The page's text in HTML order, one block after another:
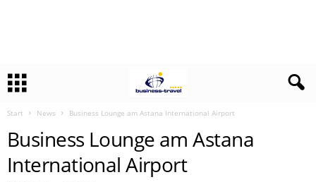
Start News Business Lounge am Astana International Airport
Business Lounge am Astana
International Airport